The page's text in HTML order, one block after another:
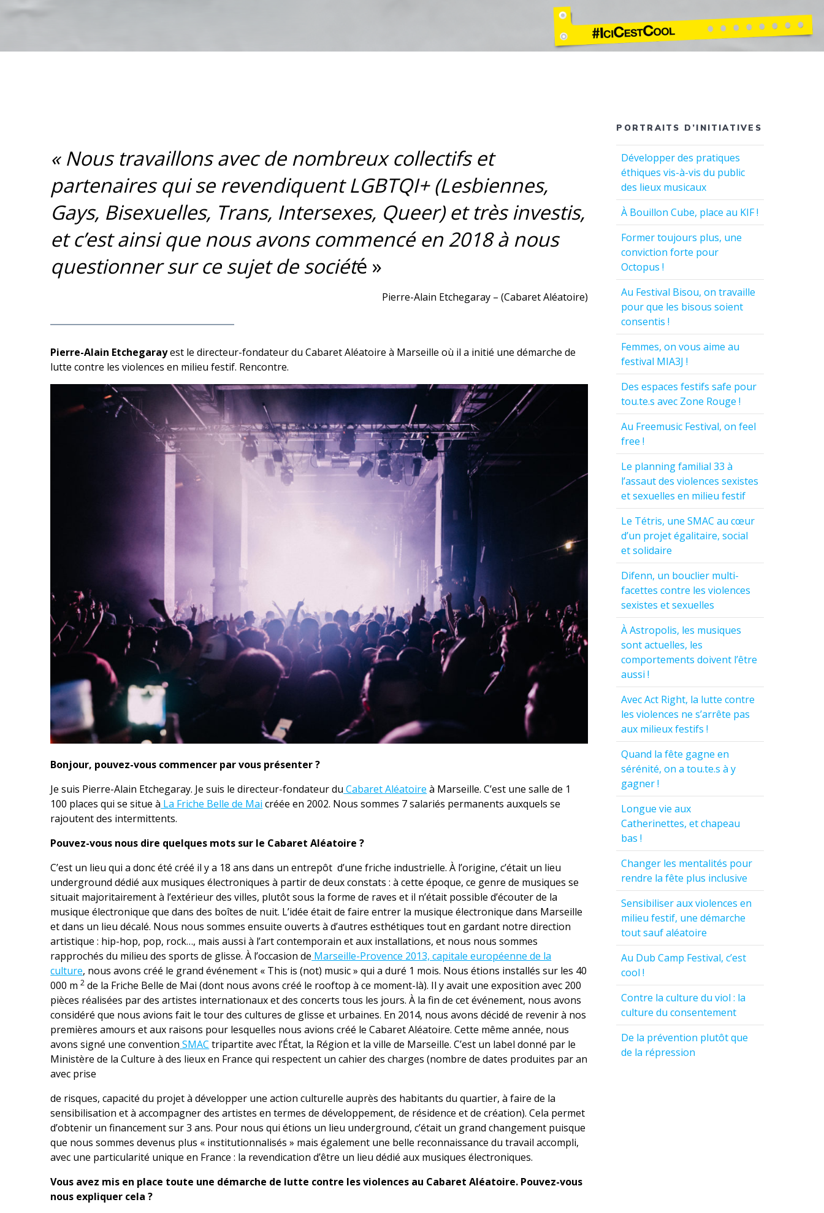
« Nous travaillons avec de nombreux collectifs et
partenaires qui se revendiquent LGBTQI+ (Lesbiennes,
Gays, Bisexuelles, Trans, Intersexes, Queer)et très investis,
et c’est ainsi que nous avons commencé en 2018 à nous
questionner sur ce sujet de société »
Pierre-Alain Etchegaray – (Cabaret Aléatoire)
Pierre-Alain Etchegarayest le directeur-fondateur du Cabaret Aléatoire à Marseille où il a initié une démarche de
lutte contre les violences en milieu festif. Rencontre.
Bonjour, pouvez-vous commencer par vous présenter ?
Je suis Pierre-Alain Etchegaray. Je suis le directeur-fondateur du Cabaret Aléatoire à Marseille. C’est une salle de 1
100 places qui se situe à La Friche Belle de Mai créée en 2002. Nous sommes 7 salariés permanents auxquels se
rajoutent des intermittents.
Pouvez-vous nous dire quelques mots sur le Cabaret Aléatoire ?
C’est un lieu qui a donc été créé il y a 18 ans dans un entrepôt d’une friche industrielle. À l’origine, c’était un lieu
underground dédié aux musiques électroniques à partir de deux constats : à cette époque, ce genre de musiques se
situait majoritairement à l’extérieur des villes, plutôt sous la forme de raves et il n’était possible d’écouter de la
musique électronique que dans des boîtes de nuit. L’idée était de faire entrer la musique électronique dans Marseille
et dans un lieu décalé. Nous nous sommes ensuite ouverts à d’autres esthétiques tout en gardant notre direction
artistique : hip-hop, pop, rock…, mais aussi à l’art contemporain et aux installations, et nous nous sommes
rapprochés du milieu des sports de glisse. À l’occasion de Marseille-Provence 2013, capitale européenne de la
culture, nous avons créé le grand événement « This is (not) music » qui a duré 1 mois. Nous étions installés sur les 40
000 m 2 de la Friche Belle de Mai (dont nous avons créé le rooftop à ce moment-là). Il y avait une exposition avec 200
pièces réalisées par des artistes internationaux et des concerts tous les jours. À la fin de cet événement, nous avons
considéré que nous avions fait le tour des cultures de glisse et urbaines. En 2014, nous avons décidé de revenir à nos
premières amours et aux raisons pour lesquelles nous avions créé le Cabaret Aléatoire. Cette même année, nous
avons signé une convention SMAC tripartite avec l’État, la Région et la ville de Marseille. C’est un label donné par le
Ministère de la Culture à des lieux en France qui respectent un cahier des charges (nombre de dates produites par an
avec prise
de risques, capacité du projet à développer une action culturelle auprès des habitants du quartier, à faire de la
sensibilisation et à accompagner des artistes en termes de développement, de résidence et de création). Cela permet
d’obtenir un financement sur 3 ans. Pour nous qui étions un lieu underground, c’était un grand changement puisque
que nous sommes devenus plus « institutionnalisés » mais également une belle reconnaissance du travail accompli,
avec une particularité unique en France : la revendication d’être un lieu dédié aux musiques électroniques.
Vous avez mis en place toute une démarche de lutte contre les violences au Cabaret Aléatoire. Pouvez-vous
nous expliquer cela ?
PORTRAITS D’INITIATIVES
Développer des pratiques
éthiques vis-à-vis du public
des lieux musicaux
À Bouillon Cube, place au KIF !
Former toujours plus, une
conviction forte pour
Octopus !
Au Festival Bisou, on travaille
pour que les bisous soient
consentis !
Femmes, on vous aime au
festival MIA3J !
Des espaces festifs safe pour
tou.te.s avec Zone Rouge !
Au Freemusic Festival, on feel
free !
Le planning familial 33 à
l’assaut des violences sexistes
et sexuelles en milieu festif
Le Tétris, une SMAC au cœur
d’un projet égalitaire, social
et solidaire
Difenn, un bouclier multi-
facettes contre les violences
sexistes et sexuelles
À Astropolis, les musiques
sont actuelles, les
comportements doivent l’être
aussi !
Avec Act Right, la lutte contre
les violences ne s’arrête pas
aux milieux festifs !
Quand la fête gagne en
sérénité, on a tou.te.s à y
gagner !
Longue vie aux
Catherinettes, et chapeau
bas !
Changer les mentalités pour
rendre la fête plus inclusive
Sensibiliser aux violences en
milieu festif, une démarche
tout sauf aléatoire
Au Dub Camp Festival, c’est
cool !
Contre la culture du viol : la
culture du consentement
De la prévention plutôt que
de la répression